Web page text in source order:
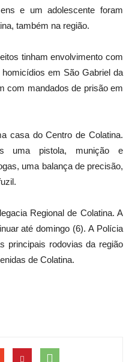
e um adolescente foram
também na região.
tinham envolvimento com
em São Gabriel da
com mandados de prisão em
casa do Centro de Colatina.
uma pistola, munição e
uma balança de precisão,
Regional de Colatina. A
até domingo (6). A Polícia
principais rodovias da região
de Colatina.